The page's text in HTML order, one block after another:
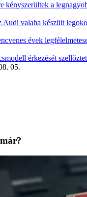
kényszerültek a
Audi valaha készült
évek
érkezését
05.